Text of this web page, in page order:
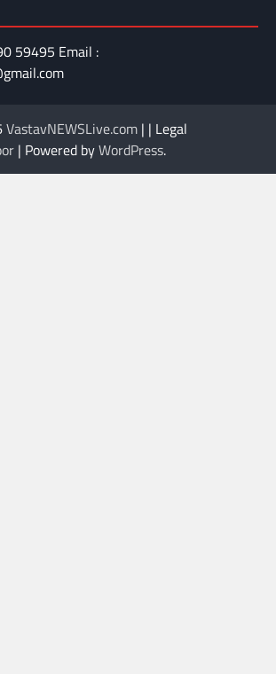
59495 Email :
VastavNEWSLive.com | | Legal
| Powered byWordPress.